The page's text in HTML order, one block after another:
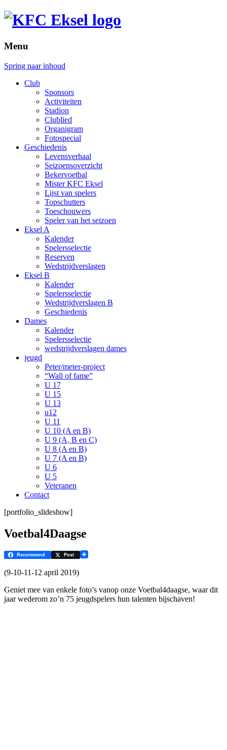
Menu
Spring naar inhoud
Club
Sponsors
Activiteiten
Stadion
Clublied
Organigram
Fotospecial
Geschiedenis
Levensverhaal
Seizoensoverzicht
Bekervoetbal
Mister KFC Eksel
Lijst van spelers
Topschutters
Toeschouwers
Speler van het seizoen
Eksel A
Kalender
Spelersselectie
Reserven
Wedstrijdverslagen
Eksel B
Kalender
Spelersselectie
Wedstrijdverslagen B
Geschiedenis
Dames
Kalender
Spelersselectie
wedstrijdverslagen dames
jeugd
Peter/meter-project
“Wall of fame”
U 17
U 15
U 13
u12
U 11
U 10 (A en B)
U 9 (A, B en C)
U 8 (A en B)
U 7 (A en B)
U 6
U 5
Veteranen
Contact
[portfolio_slideshow]
Voetbal4Daagse
Recommend Post
(9-10-11-12 april 2019)
Geniet mee van enkele foto’s vanop onze Voetbal4daagse, waar dit
jaar wederom zo’n 75 jeugdspelers hun talenten bijschaven!